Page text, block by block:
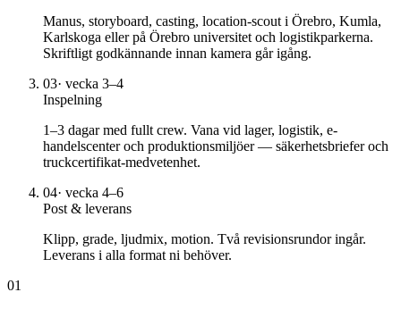
Manus, storyboard, casting, location-scout i Örebro, Kumla,
Karlskoga eller på Örebro universitet och logistikparkerna.
Skriftligt godkännande innan kamera går igång.
03· vecka 3–4
Inspelning
1–3 dagar med fullt crew. Vana vid lager, logistik, e-
handelscenter och produktionsmiljöer — säkerhetsbriefer och
truckcertifikat-medvetenhet.
04· vecka 4–6
Post & leverans
Klipp, grade, ljudmix, motion. Två revisionsrundor ingår.
Leverans i alla format ni behöver.
01